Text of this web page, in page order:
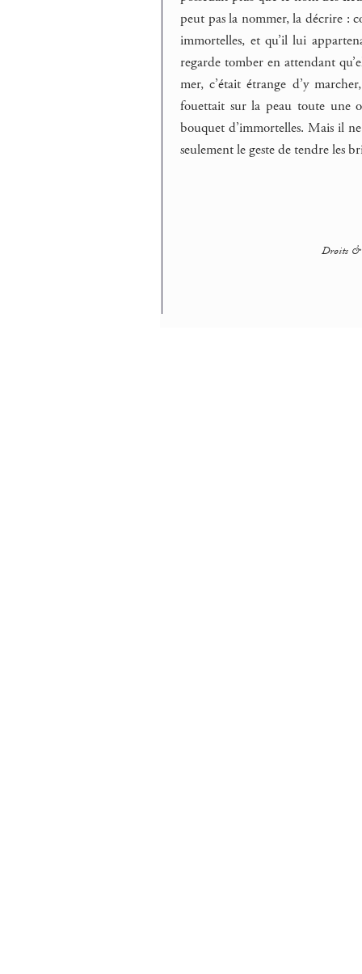
peut pas la nommer, la décrire :
immortelles, et qu’il lui
regarde tomber en attendant
mer, c’était étrange d’y
fouettait sur la peau toute une
bouquet d’immortelles. Mais il
seulement le geste de tendre les
Droits &